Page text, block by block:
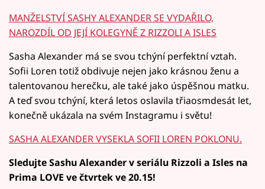
MANŽELSTVÍ SASHY ALEXANDER SE VYDAŘILO,
NAROZDÍL OD JEJÍ KOLEGYNĚ Z RIZZOLI A ISLES
Sasha Alexander má se svou tchýní perfektní vztah.
Sofii Loren totiž obdivuje nejen jako krásnou ženu a
talentovanou herečku, ale také jako úspěšnou matku.
A teď svou tchýní, která letos oslavila třiaosmdesát let,
konečně ukázala na svém Instagramu i světu!
SASHA ALEXANDER VYSEKLA SOFII LOREN POKLONU.
Sledujte Sashu Alexander v seriálu Rizzoli a Isles na
Prima LOVE ve čtvrtek ve 20.15!